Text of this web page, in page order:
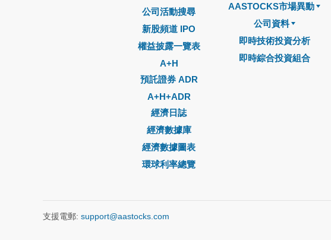
公司活動搜尋
新股頻道 IPO
權益披露一覽表
A+H
預託證券 ADR
A+H+ADR
經濟日誌
經濟數據庫
經濟數據圖表
環球利率總覽
AASTOCKS市場異動
公司資料
即時技術投資分析
即時綜合投資組合
支援電郵: support@aastocks.com